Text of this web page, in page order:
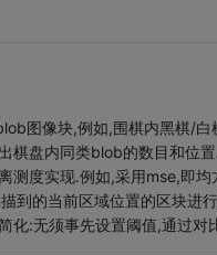
图像块,例如,围棋内黑棋/
棋盘内同类blob的数目和位
测度实现.例如,采用mse,即
到的当前区域位置的区块进
化:无须事先设置阈值,通过